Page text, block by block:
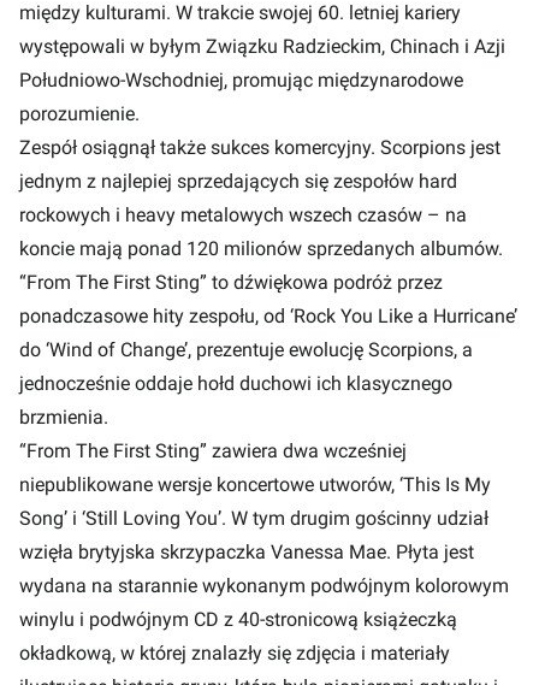
między kulturami. W trakcie swojej 60. letniej kariery
występowali w byłym Związku Radzieckim, Chinach i Azji
Południowo-Wschodniej, promując międzynarodowe
porozumienie.
Zespół osiągnął także sukces komercyjny. Scorpions jest
jednym z najlepiej sprzedających się zespołów hard
rockowych i heavy metalowych wszech czasów – na
koncie mają ponad 120 milionów sprzedanych albumów.
“From The First Sting” to dźwiękowa podróż przez
ponadczasowe hity zespołu, od ‘Rock You Like a Hurricane’
do ‘Wind of Change’, prezentuje ewolucję Scorpions, a
jednocześnie oddaje hołd duchowi ich klasycznego
brzmienia.
“From The First Sting” zawiera dwa wcześniej
niepublikowane wersje koncertowe utworów, ‘This Is My
Song’ i ‘Still Loving You’. W tym drugim gościnny udział
wzięła brytyjska skrzypaczka Vanessa Mae. Płyta jest
wydana na starannie wykonanym podwójnym kolorowym
winylu i podwójnym CD z 40-stronicową książeczką
okładkową, w której znalazły się zdjęcia i materiały